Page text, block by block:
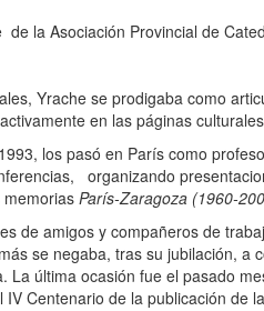
la Asociación Provincial de
Yrache se prodigaba como
en las páginas
los pasó en París como
organizando
París-Zaragoza (1960-
de amigos y compañeros de
se negaba, tras su jubilación,
última ocasión fue el pasado
Centenario de la publicación de